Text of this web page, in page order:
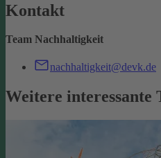
Kontakt
Team Nachhaltigkeit
nachhaltigkeit@devk.de
Weitere interessante